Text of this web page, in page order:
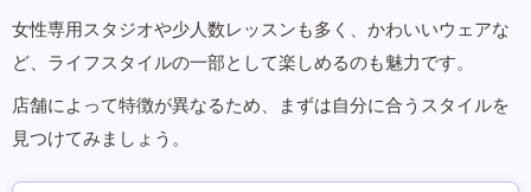
女性専用スタジオや少人数レッスンも多く、かわいいウェアな
ど、ライフスタイルの一部として楽しめるのも魅力です。
店舗によって特徴が異なるため、まずは自分に合うスタイルを
見つけてみましょう。